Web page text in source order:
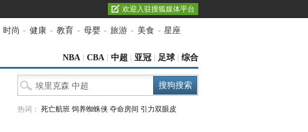
欢迎入驻搜狐媒体平台
时尚 - 健康 - 教育 - 母婴 - 旅游 - 美食 - 星座
NBA CBA 中超 亚冠 足球 综合
热词： 死亡航班 饲养蜘蛛侠 夺命房间 引力双眼皮